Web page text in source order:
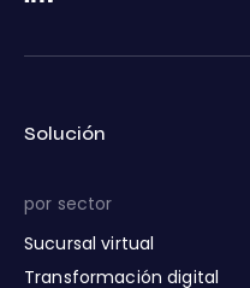
Solución
por sector
Sucursal virtual
Transformación digital